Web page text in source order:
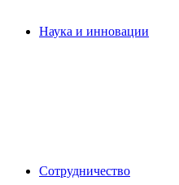
Наука и инновации
Сотрудничество